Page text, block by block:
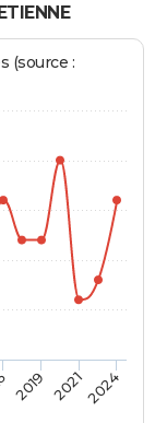
(source :
2019 20212024